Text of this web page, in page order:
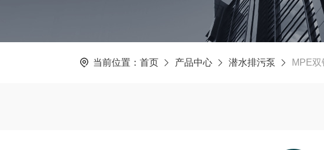
当前位置： 首页 产品中心 潜水排污泵 MPE